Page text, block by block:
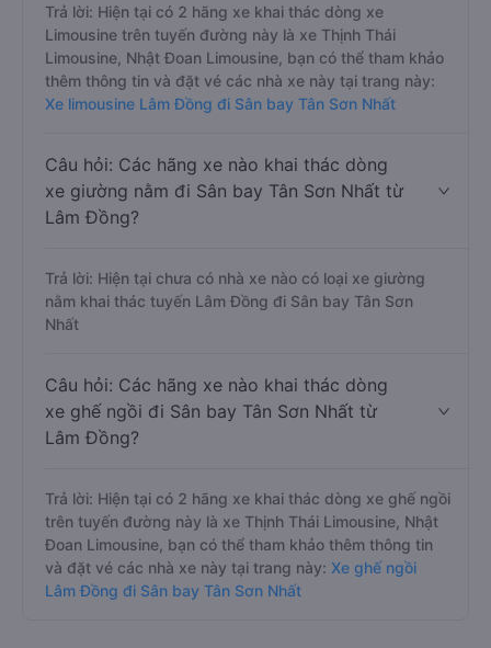
Trả lời: Hiện tại có 2 hãng xe khai thác dòng xe
Limousine trên tuyến đường này là xe Thịnh Thái
Limousine, Nhật Đoan Limousine, bạn có thể tham khảo
thêm thông tin và đặt vé các nhà xe này tại trang này:
Xe limousine Lâm Đồng đi Sân bay Tân Sơn Nhất
Câu hỏi: Các hãng xe nào khai thác dòng
xe giường nằm đi Sân bay Tân Sơn Nhất từ
Lâm Đồng?
Trả lời: Hiện tại chưa có nhà xe nào có loại xe giường
nằm khai thác tuyến Lâm Đồng đi Sân bay Tân Sơn
Nhất
Câu hỏi: Các hãng xe nào khai thác dòng
xe ghế ngồi đi Sân bay Tân Sơn Nhất từ
Lâm Đồng?
Trả lời: Hiện tại có 2 hãng xe khai thác dòng xe ghế ngồi
trên tuyến đường này là xe Thịnh Thái Limousine, Nhật
Đoan Limousine, bạn có thể tham khảo thêm thông tin
và đặt vé các nhà xe này tại trang này: Xe ghế ngồi
Lâm Đồng đi Sân bay Tân Sơn Nhất